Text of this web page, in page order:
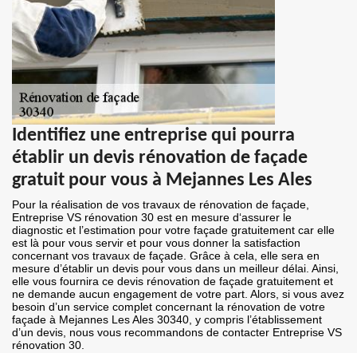
Identifiez une entreprise qui pourra
établir un devis rénovation de façade
gratuit pour vous à Mejannes Les Ales
Pour la réalisation de vos travaux de rénovation de façade,
Entreprise VS rénovation 30 est en mesure d‘assurer le
diagnostic et l’estimation pour votre façade gratuitement car elle
est là pour vous servir et pour vous donner la satisfaction
concernant vos travaux de façade. Grâce à cela, elle sera en
mesure d’établir un devis pour vous dans un meilleur délai. Ainsi,
elle vous fournira ce devis rénovation de façade gratuitement et
ne demande aucun engagement de votre part. Alors, si vous avez
besoin d’un service complet concernant la rénovation de votre
façade à Mejannes Les Ales 30340, y compris l’établissement
d’un devis, nous vous recommandons de contacter Entreprise VS
rénovation 30.